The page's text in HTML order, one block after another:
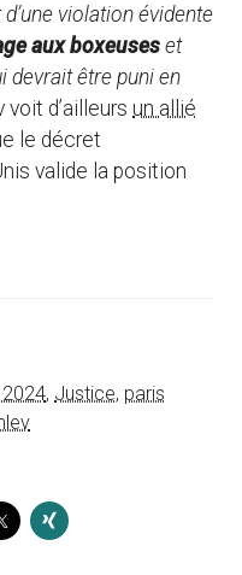
d’une violation évidente
aux boxeuses et
devrait être puni en
voit d’ailleurs un allié
le décret
valide la position
, Justice, paris